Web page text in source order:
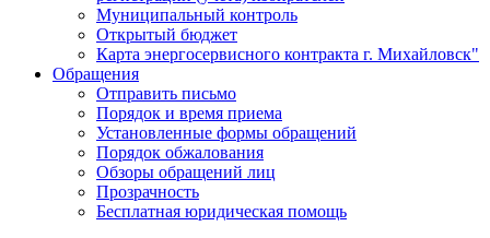
Муниципальный контроль
Открытый бюджет
Карта энергосервисного контракта г. Михайловск"
Обращения
Отправить письмо
Порядок и время приема
Установленные формы обращений
Порядок обжалования
Обзоры обращений лиц
Прозрачность
Бесплатная юридическая помощь